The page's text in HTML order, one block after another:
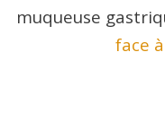
muqueuse
face